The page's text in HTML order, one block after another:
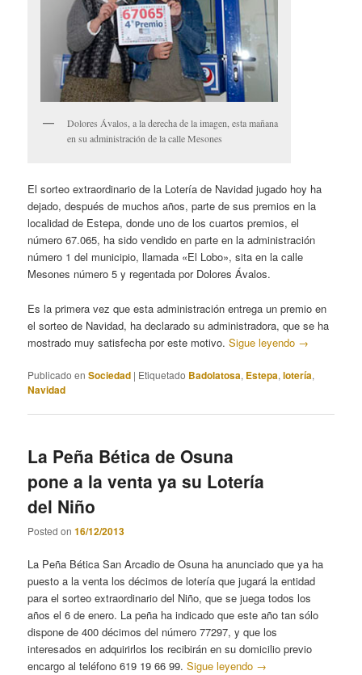
Dolores Ávalos, a la derecha de la imagen, esta mañana
en su administración de la calle Mesones
El sorteo extraordinario de la Lotería de Navidad jugado hoy ha
dejado, después de muchos años, parte de sus premios en la
localidad de Estepa, donde uno de los cuartos premios, el
número 67.065, ha sido vendido en parte en la administración
número 1 del municipio, llamada «El Lobo», sita en la calle
Mesones número 5 y regentada por Dolores Ávalos.
Es la primera vez que esta administración entrega un premio en
el sorteo de Navidad, ha declarado su administradora, que se ha
mostrado muy satisfecha por este motivo.Sigue leyendo →
Publicado en Sociedad | Etiquetado Badolatosa, Estepa,lotería,
Navidad
La Peña Bética de Osuna
pone a la venta ya su Lotería
del Niño
Posted on16/12/2013
La Peña Bética San Arcadio de Osuna ha anunciado que ya ha
puesto a la venta los décimos de lotería que jugará la entidad
para el sorteo extraordinario del Niño, que se juega todos los
años el 6 de enero. La peña ha indicado que este año tan sólo
dispone de 400 décimos del número 77297, y que los
interesados en adquirirlos los recibirán en su domicilio previo
encargo al teléfono 619 19 66 99.Sigue leyendo →